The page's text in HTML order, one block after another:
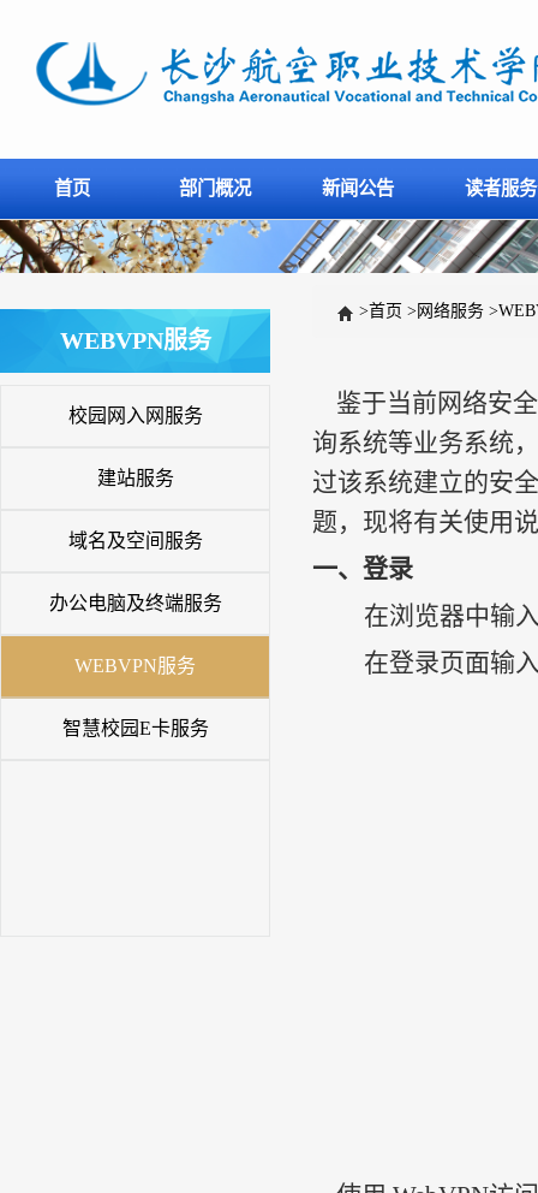
首页 部门概况 新闻公告 读者服务
>首页 >网络服务 >
鉴于当前网络安
询系统等业务系统
过该系统建立的安
题，现将有关使用
一、 登录
在浏览器中输
在登录页面输
WEBVPN服务
校园网入网服务
建站服务
域名及空间服务
办公电脑及终端服务
WEBVPN服务
智慧校园E卡服务